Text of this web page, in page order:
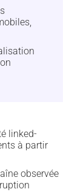
linked-
à partir
observée